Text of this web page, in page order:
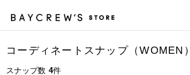
コーディネートスナップ（WOMEN）
スナップ数 4件